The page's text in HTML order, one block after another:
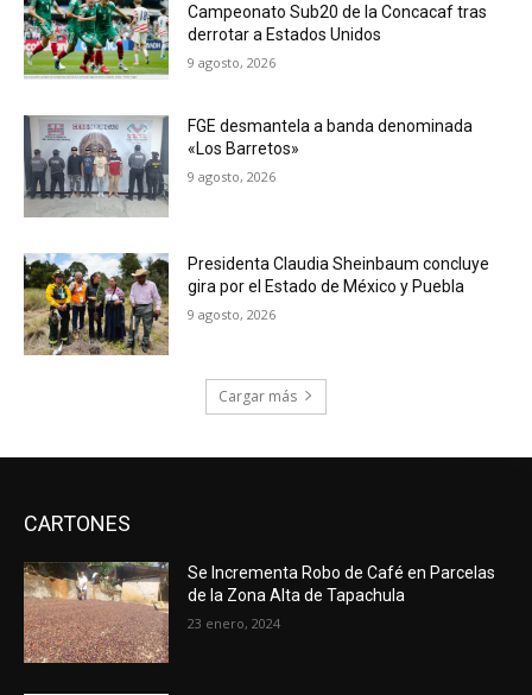
Campeonato Sub20 de la Concacaf tras
derrotar a Estados Unidos
9 agosto, 2026
FGE desmantela a banda denominada
«Los Barretos»
9 agosto, 2026
Presidenta Claudia Sheinbaum concluye
gira por el Estado de México y Puebla
9 agosto, 2026
Cargar más
CARTONES
Se Incrementa Robo de Café en Parcelas
de la Zona Alta de Tapachula
23 enero, 2024